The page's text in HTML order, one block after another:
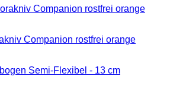
Companion rostfrei orange